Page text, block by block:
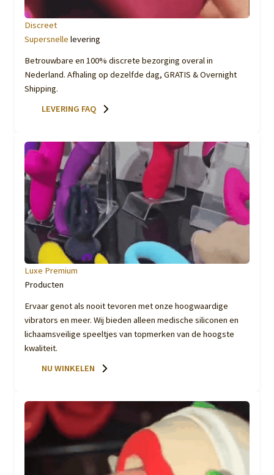
Discreet
Supersnelle levering
Betrouwbare en 100% discrete bezorging overal in
Nederland. Afhaling op dezelfde dag, GRATIS & Overnight
Shipping.
LEVERING FAQ
Luxe Premium
Producten
Ervaar genot als nooit tevoren met onze hoogwaardige
vibrators en meer. Wij bieden alleen medische siliconen en
lichaamsveilige speeltjes van topmerken van de hoogste
kwaliteit.
NU WINKELEN